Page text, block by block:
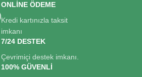
ONLİNE ÖDEME
Kredi kartınızla taksit
imkanı
7/24 DESTEK
Çevrimiçi destek imkanı.
100% GÜVENLİ